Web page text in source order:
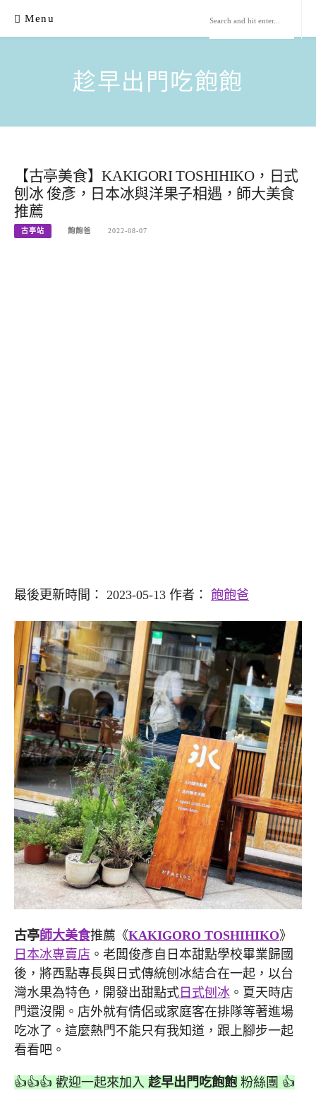
content
Menu
趁早出門吃飽飽
【古亭美食】KAKIGORI TOSHIHIKO，日式
刨冰 俊彥，日本冰與洋果子相遇，師大美食
推薦
古亭站 飽飽爸 2022-08-07
最後更新時間： 2023-05-13 作者： 飽飽爸
古亭師大美食推薦《KAKIGORO TOSHIHIKO》
日本冰專賣店 。老闆俊彥自日本甜點學校畢業歸國
後，將西點專長與日式傳統刨冰結合在一起，以台
灣水果為特色，開發出甜點式 日式刨冰 。夏天時店
門還沒開。店外就有情侶或家庭客在排隊等著進場
吃冰了。這麼熱門不能只有我知道，跟上腳步一起
看看吧。
👍👍👍 歡迎一起來加入 趁早出門吃飽飽 粉絲團 👍